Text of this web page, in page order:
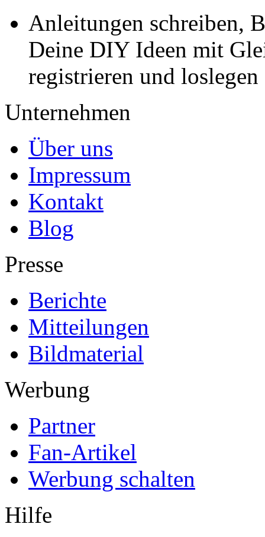
Anleitungen schreiben,
Deine DIY Ideen mit
registrieren und loslegen
Unternehmen
Über uns
Impressum
Kontakt
Blog
Presse
Berichte
Mitteilungen
Bildmaterial
Werbung
Partner
Fan-Artikel
Werbung schalten
Hilfe